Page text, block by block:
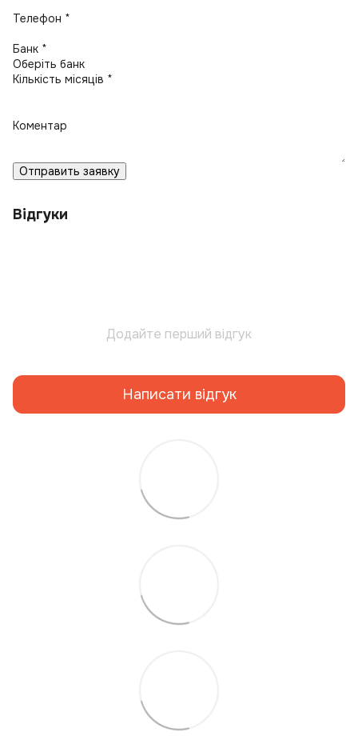
Телефон *
Банк *
Кількість місяців *
Коментар
Отправить заявку
Відгуки
Додайте перший відгук
Написати відгук